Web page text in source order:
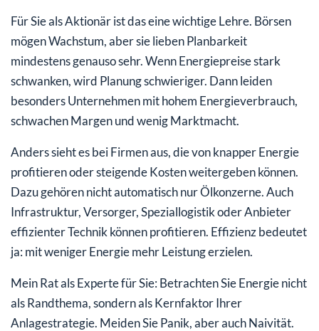
Für Sie als Aktionär ist das eine wichtige Lehre. Börsen
mögen Wachstum, aber sie lieben Planbarkeit
mindestens genauso sehr. Wenn Energiepreise stark
schwanken, wird Planung schwieriger. Dann leiden
besonders Unternehmen mit hohem Energieverbrauch,
schwachen Margen und wenig Marktmacht.
Anders sieht es bei Firmen aus, die von knapper Energie
profitieren oder steigende Kosten weitergeben können.
Dazu gehören nicht automatisch nur Ölkonzerne. Auch
Infrastruktur, Versorger, Speziallogistik oder Anbieter
effizienter Technik können profitieren. Effizienz bedeutet
ja: mit weniger Energie mehr Leistung erzielen.
Mein Rat als Experte für Sie: Betrachten Sie Energie nicht
als Randthema, sondern als Kernfaktor Ihrer
Anlagestrategie. Meiden Sie Panik, aber auch Naivität.